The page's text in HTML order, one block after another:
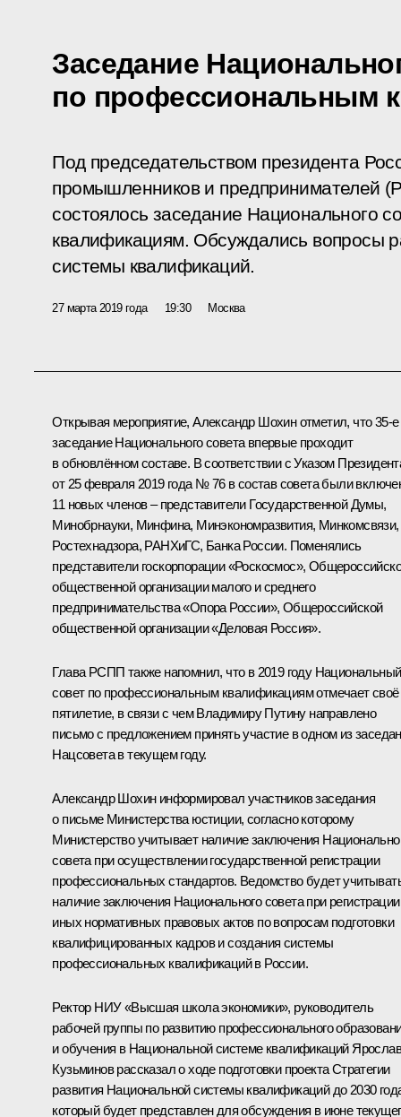
Заседание
по профессиональным
Под председательством президента
промышленников и предпринимателей
состоялось заседание Национального
квалификациям. Обсуждались вопросы
системы квалификаций.
27 марта 2019 года 19:30 Москва
Открывая мероприятие, Александр Шохин отметил, что 35‑е
заседание Национального совета впервые проходит
в обновлённом составе. В соответствии с Указом
от 25 февраля 2019 года № 76 в состав совета были
11 новых членов – представители Государственной Думы,
Минобрнауки, Минфина, Минэкономразвития, Минкомсвязи,
Ростехнадзора, РАНХиГС, Банка России. Поменялись
представители госкорпорации «Роскосмос»,
общественной организации малого и среднего
предпринимательства «Опора России», Общероссийской
общественной организации «Деловая Россия».
Глава РСПП также напомнил, что в 2019 году Национальный
совет по профессиональным квалификациям отмечает своё
пятилетие, в связи с чем Владимиру Путину направлено
письмо с предложением принять участие в одном из
Нацсовета в текущем году.
Александр Шохин информировал участников заседания
о письме Министерства юстиции, согласно которому
Министерство учитывает наличие заключения
совета при осуществлении государственной регистрации
профессиональных стандартов. Ведомство будет
наличие заключения Национального совета при регистрации
иных нормативных правовых актов по вопросам подготовки
квалифицированных кадров и создания системы
профессиональных квалификаций в России.
Ректор НИУ «Высшая школа экономики», руководитель
рабочей группы по развитию профессионального
и обучения в Национальной системе квалификаций Ярослав
Кузьминов рассказал о ходе подготовки проекта Стратегии
развития Национальной системы квалификаций до 2030
который будет представлен для обсуждения в июне